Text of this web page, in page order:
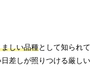
しい品種として知られ
差しが照りつける厳し